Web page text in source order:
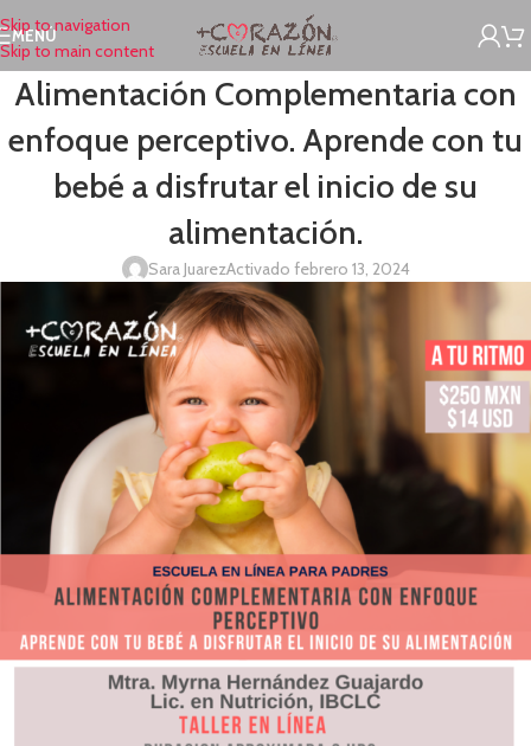
Skip to navigation
Skip to main content
MENÚ
Alimentación Complementaria con
enfoque perceptivo. Aprende con tu
bebé a disfrutar el inicio de su
alimentación.
Sara JuarezActivado febrero 13, 2024